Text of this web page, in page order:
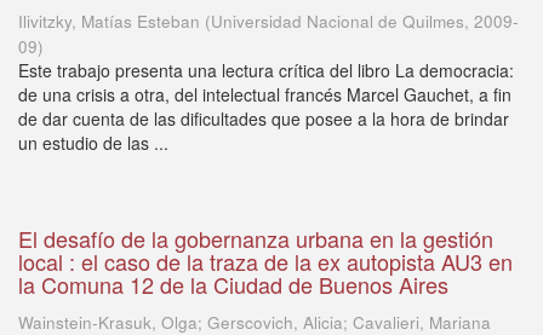
Ilivitzky, Matías Esteban (Universidad Nacional de Quilmes, 2009-
09)
Este trabajo presenta una lectura crítica del libro La democracia:
de una crisis a otra, del intelectual francés Marcel Gauchet, a fin
de dar cuenta de las dificultades que posee a la hora de brindar
un estudio de las ...
El desafío de la gobernanza urbana en la gestión
local : el caso de la traza de la ex autopista AU3 en
la Comuna 12 de la Ciudad de Buenos Aires
Wainstein-Krasuk, Olga; Gerscovich, Alicia; Cavalieri, Mariana